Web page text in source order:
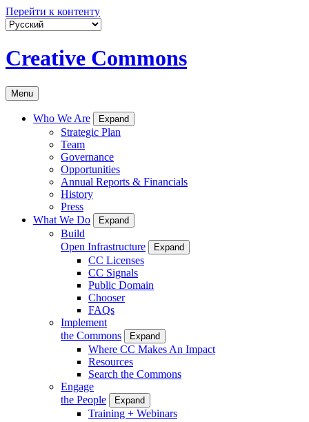
Перейти к контенту
Creative Commons
Menu
Who We Are Expand
Strategic Plan
Team
Governance
Opportunities
Annual Reports & Financials
History
Press
What We Do
Expand
Build
Open Infrastructure
Expand
CC Licenses
CC Signals
Public Domain
Chooser
FAQs
Implement
the Commons
Expand
Where CC Makes An Impact
Resources
Search the Commons
Engage
the People
Expand
Training + Webinars